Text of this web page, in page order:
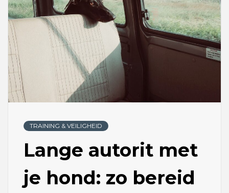
TRAINING & VEILIGHEID
Lange autorit met
je hond: zo bereid